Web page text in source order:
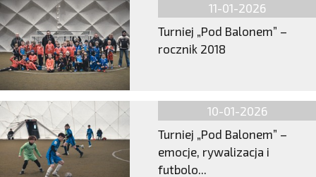
11-01-2026
Turniej „Pod Balonem” –
rocznik 2018
10-01-2026
Turniej „Pod Balonem” –
emocje, rywalizacja i
futbolo...